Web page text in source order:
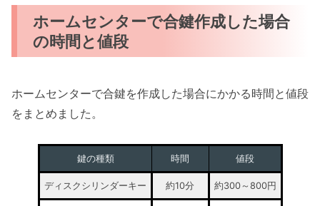
ホームセンターで合鍵作成した場合
の時間と値段
ホームセンターで合鍵を作成した場合にかかる時間と値段
をまとめました。
鍵の種類 時間 値段
ディスクシリンダーキー 約10分 約300～800円